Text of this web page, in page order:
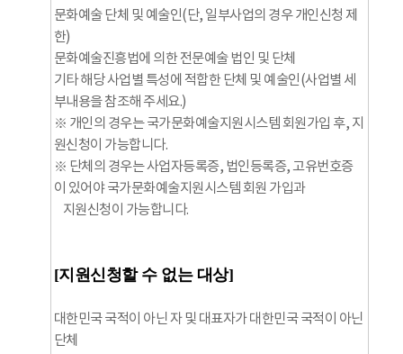
문화예술 단체 및 예술인(단, 일부사업의 경우 개인신청 제
한)
문화예술진흥법에 의한 전문예술 법인 및 단체
기타 해당 사업별 특성에 적합한 단체 및 예술인(사업별 세
부내용을 참조해 주세요.)
※ 개인의 경우는 국가문화예술지원시스템 회원가입 후, 지
원신청이 가능합니다.
※ 단체의 경우는 사업자등록증, 법인등록증, 고유번호증
이 있어야 국가문화예술지원시스템 회원 가입과
지원신청이 가능합니다.
[지원신청할 수 없는 대상]
대한민국 국적이 아닌 자 및 대표자가 대한민국 국적이 아닌
단체